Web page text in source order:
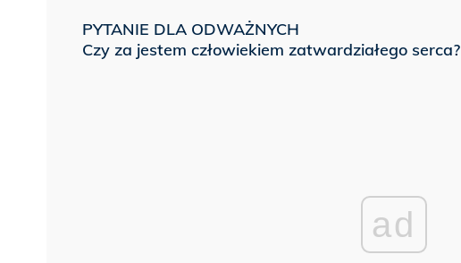
PYTANIE DLA ODWAŻNYCH
Czy za jestem człowiekiem zatwardziałego serca?
ad